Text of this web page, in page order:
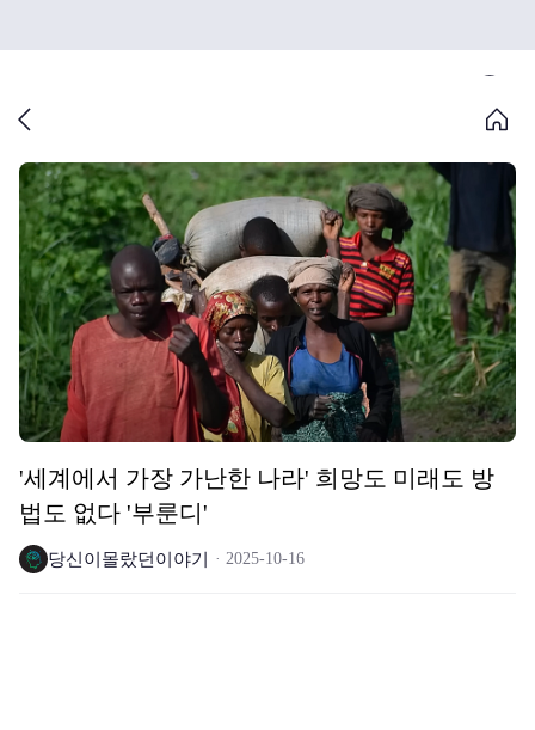
'세계에서 가장 가난한 나라' 희망도 미래도 방
법도 없다 '부룬디'
당신이몰랐던이야기 2025-10-16